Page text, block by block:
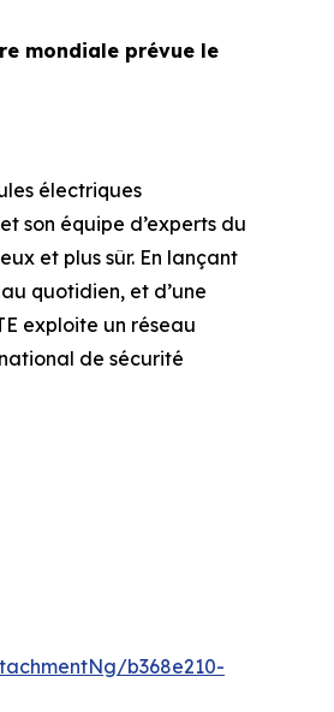
mondiale prévue le
électriques
son équipe d’experts du
et plus sûr. En lançant
quotidien, et d’une
exploite un réseau
de sécurité
b368e210-